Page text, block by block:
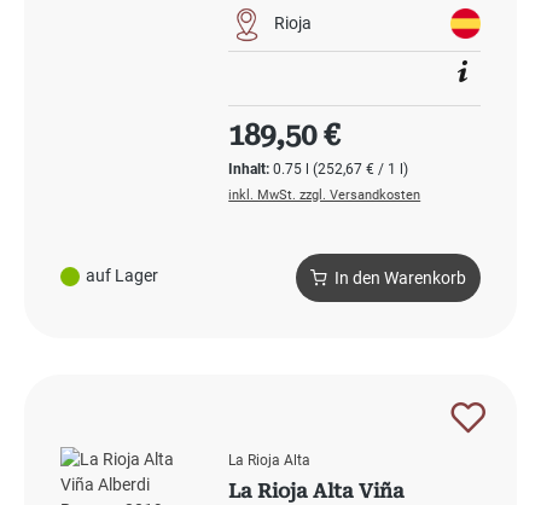
auf Lager
Rioja
Inhalt:0.75 l(252,67 € / 1 l)
Regulärer Preis:
189,50 €
inkl. MwSt. zzgl. Versandkosten
In den Warenkorb
La Rioja Alta
La Rioja Alta Viña